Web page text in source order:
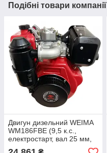
Подібні товари компанії
Двигун дизельний WEIMA
WM186FBE (9,5 к.с.,
електростарт, вал 25 мм,
шліц)